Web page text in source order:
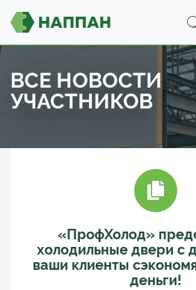
ВСЕ НОВОСТИ
УЧАСТНИКОВ
«ПрофХолод»
холодильные двери с
ваши клиенты
деньги!